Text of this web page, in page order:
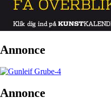
Annonce
Annonce